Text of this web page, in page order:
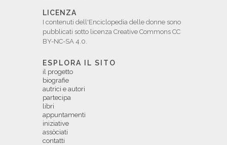
LICENZA
I contenuti dell'Enciclopedia delle donne sono
pubblicati sotto licenza Creative Commons CC
BY-NC-SA 4.0.
ESPLORA IL SITO
il progetto
biografie
autrici e autori
partecipa
libri
appuntamenti
iniziative
assòciati
contatti